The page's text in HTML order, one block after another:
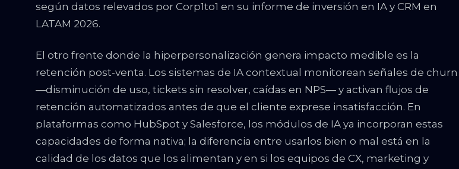
según datos relevados por Corp1to1 en su informe de inversión en IA y CRM en
LATAM 2026.
El otro frente donde la hiperpersonalización genera impacto medible es la
retención post-venta. Los sistemas de IA contextual monitorean señales de churn
—disminución de uso, tickets sin resolver, caídas en NPS— y activan flujos de
retención automatizados antes de que el cliente exprese insatisfacción. En
plataformas como HubSpot y Salesforce, los módulos de IA ya incorporan estas
capacidades de forma nativa; la diferencia entre usarlos bien o mal está en la
calidad de los datos que los alimentan y en si los equipos de CX, marketing y